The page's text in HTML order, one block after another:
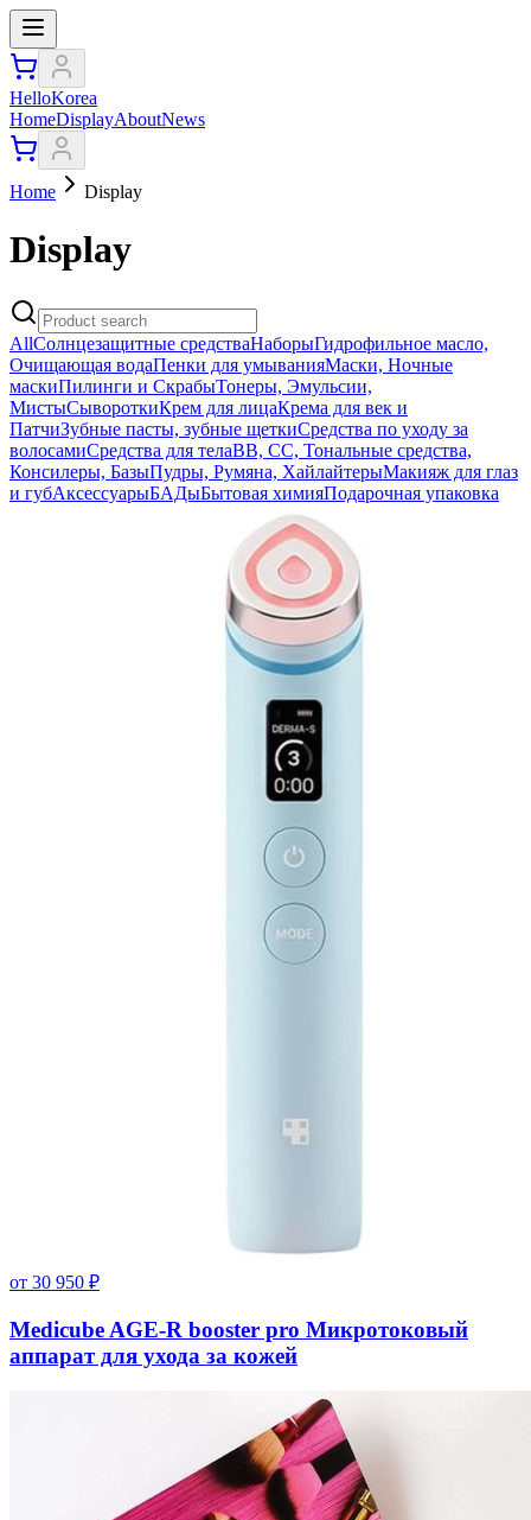
HelloKorea
HomeDisplayAboutNews
Home Display
Display
AllСолнцезащитные средстваНаборыГидрофильное масло,
Очищающая водаПенки для умыванияМаски, Ночные
маскиПилинги и СкрабыТонеры, Эмульсии,
МистыСывороткиКрем для лицаКрема для век и
ПатчиЗубные пасты, зубные щеткиСредства по уходу за
волосамиСредства для телаВВ, СС, Тональные средства,
Консилеры, БазыПудры, Румяна, ХайлайтерыМакияж для глаз
и губАксессуарыБАДыБытовая химияПодарочная упаковка
от 30 950 ₽
Medicube AGE-R booster pro Микротоковый
аппарат для ухода за кожей